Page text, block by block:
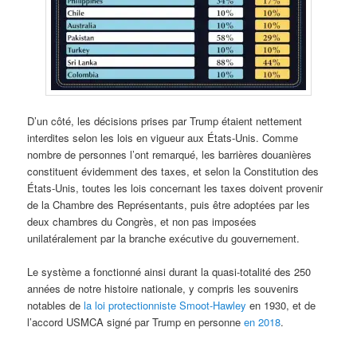
D’un côté, les décisions prises par Trump étaient nettement
interdites selon les lois en vigueur aux États-Unis. Comme
nombre de personnes l’ont remarqué, les barrières douanières
constituent évidemment des taxes, et selon la Constitution des
États-Unis, toutes les lois concernant les taxes doivent provenir
de la Chambre des Représentants, puis être adoptées par les
deux chambres du Congrès, et non pas imposées
unilatéralement par la branche exécutive du gouvernement.
Le système a fonctionné ainsi durant la quasi-totalité des 250
années de notre histoire nationale, y compris les souvenirs
notables dela loi protectionniste Smoot-Hawley en 1930, et de
l’accord USMCA signé par Trump en personneen 2018.